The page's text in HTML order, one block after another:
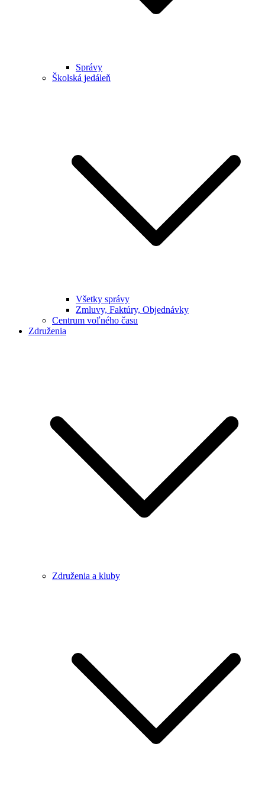
Správy
Školská jedáleň
Všetky správy
Zmluvy, Faktúry, Objednávky
Centrum voľného času
Združenia
Združenia a kluby